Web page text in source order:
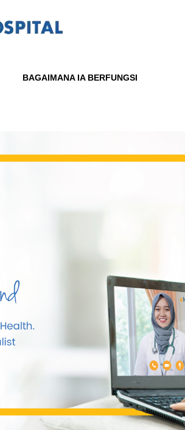
BAGAIMANA IA BERFUNGSI